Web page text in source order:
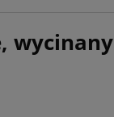
wycinany